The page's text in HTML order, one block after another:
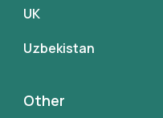
UK
Uzbekistan
Other